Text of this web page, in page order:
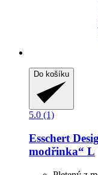
Do košíku
5.0 (1)
Esschert
modřinka“ L